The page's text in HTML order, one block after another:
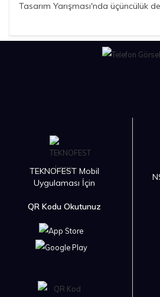
Tasarım Yarışması'nda üçüncülük
TEKNOFEST Mobil
Uygulaması İçin
QR Kodu Okutunuz